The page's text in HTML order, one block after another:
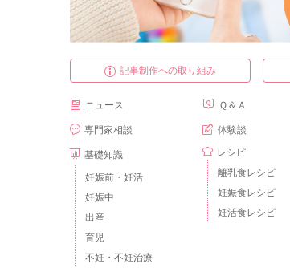
記事制作への取り組み
ニュース
専門家相談
基礎知識
妊娠前・妊活
妊娠中
出産
育児
不妊・不妊治療
Ｑ＆Ａ
体験談
レシピ
離乳食レシピ
妊娠食レシピ
妊活食レシピ